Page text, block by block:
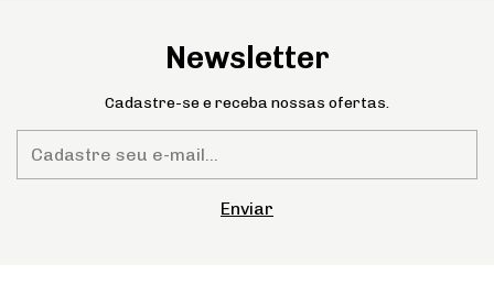
Newsletter
Cadastre-se e receba nossas ofertas.